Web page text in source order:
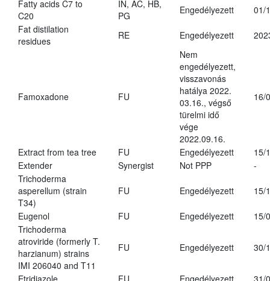
Fatty acids C7 to
C20
IN, AC, HB,
PG
Engedélyezett
01/
Fat distilation
residues
RE Engedélyezett
Famoxadone FU
Nem
engedélyezett,
visszavonás
hatálya 2022.
03.16., végső
türelmi idő
vége
2022.09.16.
16/
Extract from tea tree FU Engedélyezett
15/
Extender
Synergist Not PPP
-
Trichoderma
asperellum (strain
T34)
FU Engedélyezett 15/
Eugenol FU Engedélyezett
15/
Trichoderma
atroviride (formerly T.
harzianum) strains
IMI 206040 and T11
FU Engedélyezett 30/